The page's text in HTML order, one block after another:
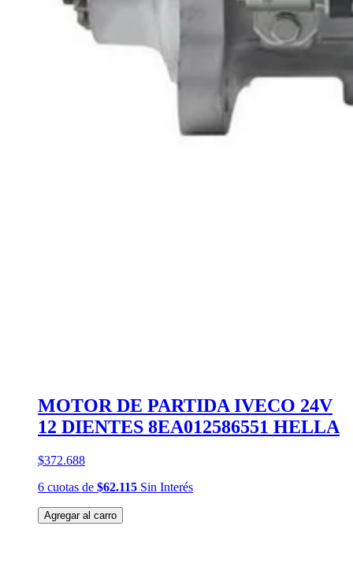
MOTOR DE PARTIDA IVECO 24V
12 DIENTES 8EA012586551 HELLA
$372.688
6 cuotas de $62.115 Sin Interés
Agregar al carro